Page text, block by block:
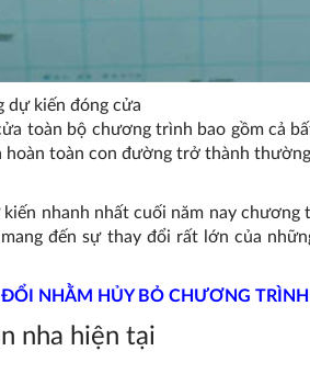
dự kiến đóng cửa
toàn bộ chương trình bao gồm cả
toàn con đường trở thành
nhanh nhất cuối năm nay chương
đến sự thay đổi rất lớn của
NHẰM HỦY BỎ CHƯƠNG TRÌNH
nha hiện tại